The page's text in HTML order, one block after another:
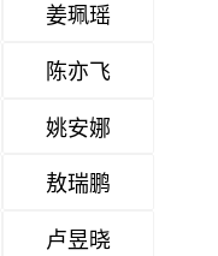
姜珮瑶
陈亦飞
姚安娜
敖瑞鹏
卢昱晓